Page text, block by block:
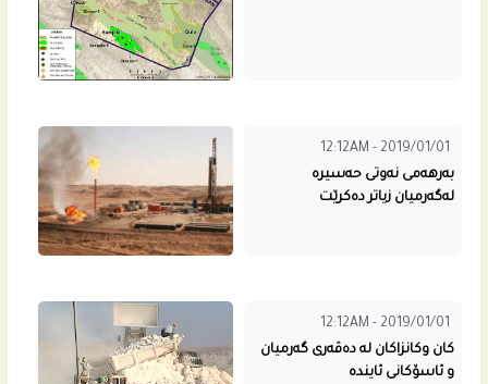
12:12AM - 2019/01/01
به‌رهه‌مى نه‌وتى حه‌سیره‌
له‌گه‌رمیان زیاتر ده‌كرێت
12:12AM - 2019/01/01
کان وکانزاکان لە دەڤەرى گەرمیان
و ئاسۆکانى ئایندە